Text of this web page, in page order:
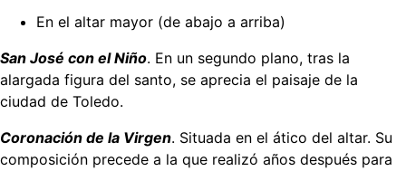
En el altar mayor (de abajo a arriba)
San José con el Niño. En un segundo plano, tras la
alargada figura del santo, se aprecia el paisaje de la
ciudad de Toledo.
Coronación de la Virgen. Situada en el ático del altar. Su
composición precede a la que realizó años después para